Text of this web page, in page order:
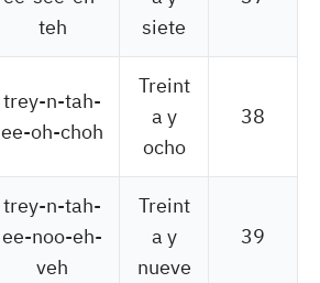
siete
teh
38
Treint
a y
ocho
trey-n-tah-
ee-oh-choh
39
Treint
a y
nueve
trey-n-tah-
ee-noo-eh-
veh